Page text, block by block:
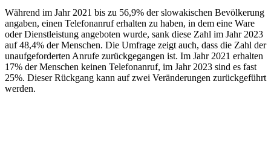
Während im Jahr 2021 bis zu 56,9% der slowakischen Bevölkerung
angaben, einen Telefonanruf erhalten zu haben, in dem eine Ware
oder Dienstleistung angeboten wurde, sank diese Zahl im Jahr 2023
auf 48,4% der Menschen. Die Umfrage zeigt auch, dass die Zahl der
unaufgeforderten Anrufe zurückgegangen ist. Im Jahr 2021 erhalten
17% der Menschen keinen Telefonanruf, im Jahr 2023 sind es fast
25%. Dieser Rückgang kann auf zwei Veränderungen zurückgeführt
werden.